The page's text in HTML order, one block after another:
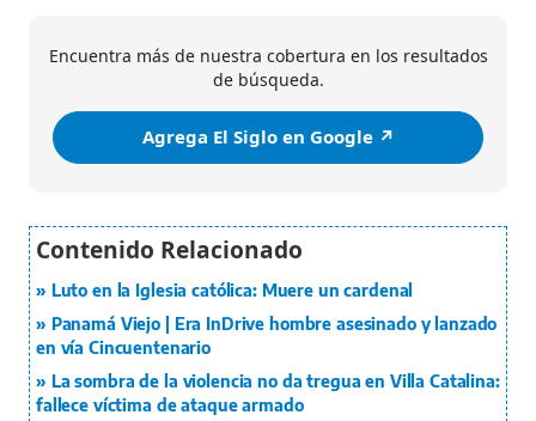
Encuentra más de nuestra cobertura en los resultados
de búsqueda.
Agrega El Siglo en Google ↗️
Luto en la Iglesia católica: Muere un cardenal
Panamá Viejo | Era InDrive hombre asesinado y lanzado
en vía Cincuentenario
La sombra de la violencia no da tregua en Villa Catalina:
fallece víctima de ataque armado